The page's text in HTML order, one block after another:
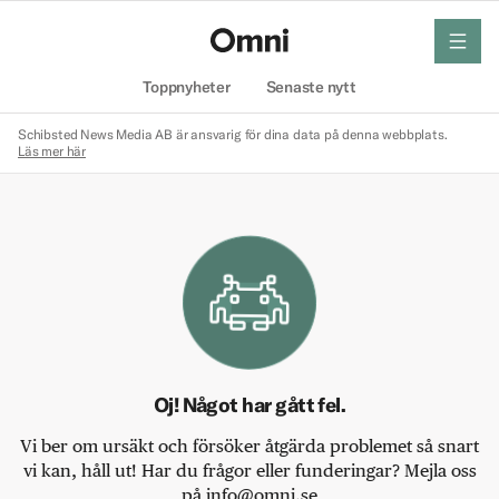
Toppnyheter Senaste nytt
meny
Schibsted News Media AB är ansvarig för dina data på denna webbplats.
Läs mer här
Oj! Något har gått fel.
Vi ber om ursäkt och försöker åtgärda problemet så snart
vi kan, håll ut! Har du frågor eller funderingar? Mejla oss